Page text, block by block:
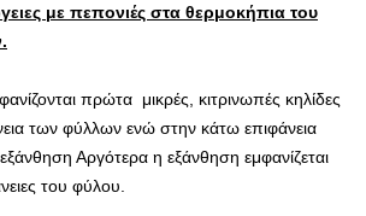
με πεπονιές στα θερμοκήπια του
πρώτα μικρές, κιτρινωπές κηλίδες
των φύλλων ενώ στην κάτω επιφάνεια
εξάνθηση Αργότερα η εξάνθηση εμφανίζεται
του φύλου.